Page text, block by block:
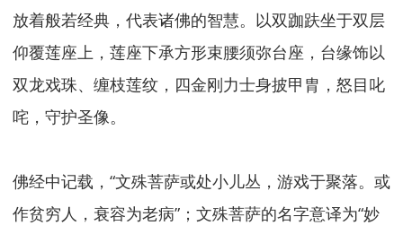
放着般若经典，代表诸佛的智慧。以双跏趺坐于双层
仰覆莲座上，莲座下承方形束腰须弥台座，台缘饰以
双龙戏珠、缠枝莲纹，四金刚力士身披甲胄，怒目叱
咤，守护圣像。
佛经中记载，“文殊菩萨或处小儿丛，游戏于聚落。或
作贫穷人，衰容为老病”；文殊菩萨的名字意译为“妙